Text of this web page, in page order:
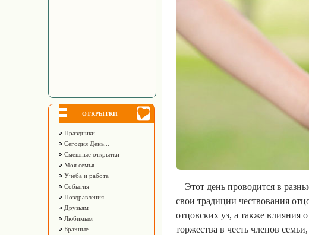
ОТКРЫТКИ
Праздники
Сегодня День...
Смешные открытки
Моя семья
Учёба и работа
События
Поздравления
Друзьям
Любимым
Брачные
Этот день проводится в
свои традиции чествования
отцовских уз, а также влияния
торжества в честь членов